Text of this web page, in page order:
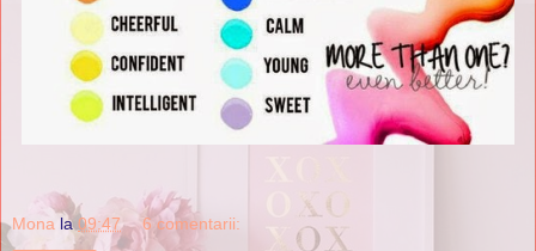
Mona la 09:47 6 comentarii: